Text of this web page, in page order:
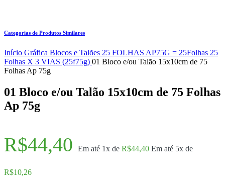
Categorias de Produtos Similares
Início Gráfica Blocos e Talões 25 FOLHAS AP75G = 25Folhas 25
Folhas X 3 VIAS (25f75g) 01 Bloco e/ou Talão 15x10cm de 75
Folhas Ap 75g
01 Bloco e/ou Talão 15x10cm de 75 Folhas
Ap 75g
R$44,40 Em até 1x de R$44,40 Em até 5x de
R$10,26